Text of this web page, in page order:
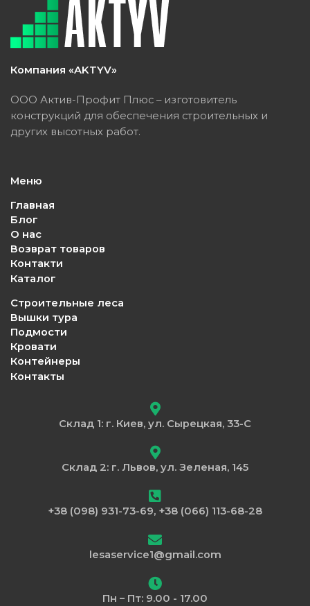
Компания «AKTYV»
ООО Актив-Профит Плюс – изготовитель
конструкций для обеспечения строительных и
других высотных работ.
Меню
Главная
Блог
О нас
Возврат товаров
Контакти
Каталог
Строительные леса
Вышки тура
Подмости
Кровати
Контейнеры
Контакты
Склад 1: г. Киев, ул. Сырецкая, 33-С
Склад 2: г. Львов, ул. Зеленая, 145
+38 (098) 931-73-69, +38 (066) 113-68-28
lesaservice1@gmail.com
Пн – Пт: 9.00 - 17.00